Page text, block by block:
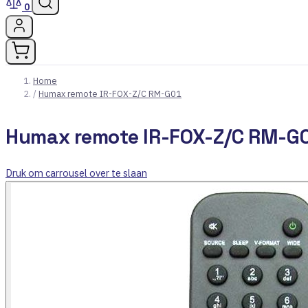
0
Home
/ Humax remote IR-FOX-Z/C RM-G01
Humax remote IR-FOX-Z/C RM-
Druk om carrousel over te slaan